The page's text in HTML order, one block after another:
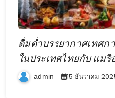
ดื่มด่ำบรรยากาศเทศ
ในประเทศไทยกับ แม
โรงแรมใจกลางเมืองไ
admin 15 ธันวาคม